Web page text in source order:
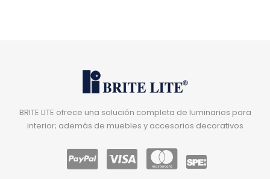
BRITE LITE ofrece una solución completa de luminarios para
interior; además de muebles y accesorios decorativos